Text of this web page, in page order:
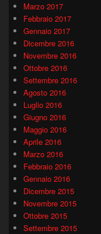
Marzo 2017
Febbraio 2017
Gennaio 2017
Dicembre 2016
Novembre 2016
Ottobre 2016
Settembre 2016
Agosto 2016
Luglio 2016
Giugno 2016
Maggio 2016
Aprile 2016
Marzo 2016
Febbraio 2016
Gennaio 2016
Dicembre 2015
Novembre 2015
Ottobre 2015
Settembre 2015